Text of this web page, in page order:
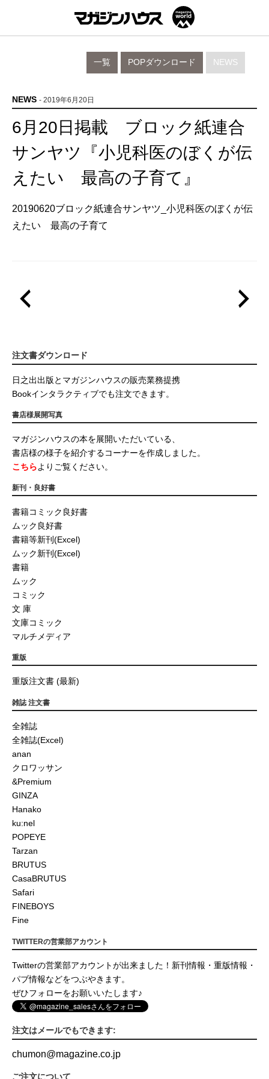
NEWS
POPダウンロード
一覧
NEWS - 2019年6月20日
6月20日掲載 ブロック紙連合
サンヤツ『小児科医のぼくが伝
えたい 最高の子育て』
20190620ブロック紙連合サンヤツ_小児科医のぼくが伝
えたい 最高の子育て
注文書ダウンロード
日之出出版とマガジンハウスの販売業務提携
Bookインタラクティブでも注文できます。
書店様展開写真
マガジンハウスの本を展開いただいている、
書店様の様子を紹介するコーナーを作成しました。
こちらよりご覧ください。
新刊・良好書
書籍コミック良好書
ムック良好書
書籍等新刊(Excel)
ムック新刊(Excel)
書籍
ムック
コミック
文 庫
文庫コミック
マルチメディア
重版
重版注文書 (最新)
雑誌 注文書
全雑誌
全雑誌(Excel)
anan
クロワッサン
&Premium
GINZA
Hanako
ku:nel
POPEYE
Tarzan
BRUTUS
CasaBRUTUS
Safari
FINEBOYS
Fine
TWITTERの営業部アカウント
Twitterの営業部アカウントが出来ました！新刊情報・重版情報・
パブ情報などをつぶやきます。
ぜひフォローをお願いいたします♪
注文はメールでもできます:
chumon@magazine.co.jp
ご注文について